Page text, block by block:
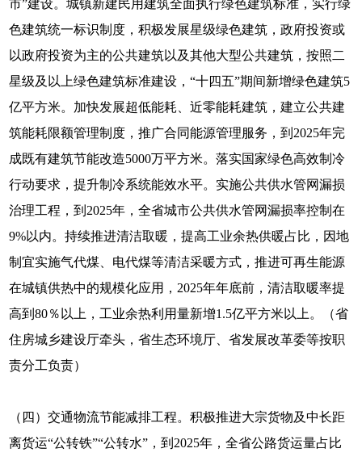
市”建设。城镇新建民用建筑全面执行绿色建筑标准，实行绿
色建筑统一标识制度，积极发展星级绿色建筑，政府投资或
以政府投资为主的公共建筑以及其他大型公共建筑，按照二
星级及以上绿色建筑标准建设，“十四五”期间新增绿色建筑5
亿平方米。加快发展超低能耗、近零能耗建筑，建立公共建
筑能耗限额管理制度，推广合同能源管理服务，到2025年完
成既有建筑节能改造5000万平方米。落实国家绿色高效制冷
行动要求，提升制冷系统能效水平。实施公共供水管网漏损
治理工程，到2025年，全省城市公共供水管网漏损率控制在
9%以内。持续推进清洁取暖，提高工业余热供暖占比，因地
制宜实施气代煤、电代煤等清洁采暖方式，推进可再生能源
在城镇供热中的规模化应用，2025年年底前，清洁取暖率提
高到80％以上，工业余热利用量新增1.5亿平方米以上。（省
住房城乡建设厅牵头，省生态环境厅、省发展改革委等按职
责分工负责）
（四）交通物流节能减排工程。积极推进大宗货物及中长距
离货运“公转铁”“公转水”，到2025年，全省公路货运量占比